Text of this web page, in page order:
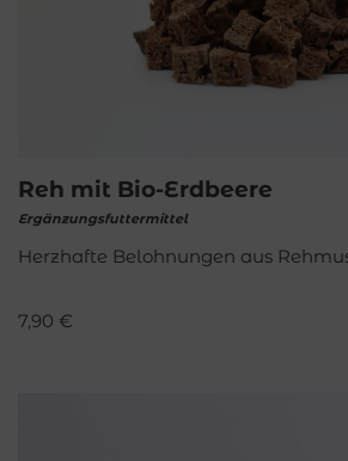
Reh mit Bio-Erdbeere
Ergänzungsfuttermittel
Herzhafte Belohnungen aus
7,90 €